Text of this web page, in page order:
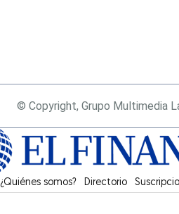
© Copyright, Grupo Multimedia
¿Quiénes somos? Directorio